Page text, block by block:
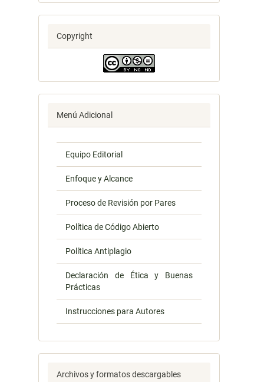
Copyright
Menú Adicional
Equipo Editorial
Enfoque y Alcance
Proceso de Revisión por Pares
Política de Código Abierto
Política Antiplagio
Declaración de Ética y Buenas
Prácticas
Instrucciones para Autores
Archivos y formatos descargables